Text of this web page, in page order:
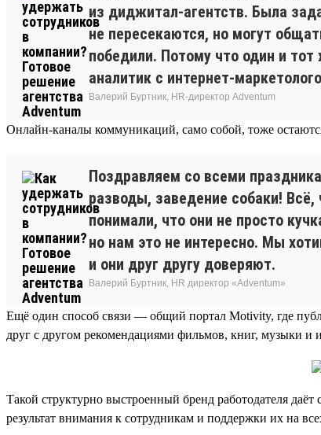
из диджитал-агентств. Была
не пересекаются, но могут
победили. Потому что один и
аналитик с интернет-
Валерий Буртник, HR-директор Adventum
Онлайн-каналы коммуникаций, само собой, тоже
Поздравляем со всеми
разводы, заведение собаки!
понимали, что они не просто
но нам это не интересно. Мы
и они друг другу доверяют.
Валерий Буртник, HR директор «Adventum»
Ещё один способ связи — общий портал Motivity, где
друг с другом рекомендациями фильмов, книг, музыки и
Такой структурно выстроенный бренд работодателя
результат внимания к сотрудникам и поддержки их на